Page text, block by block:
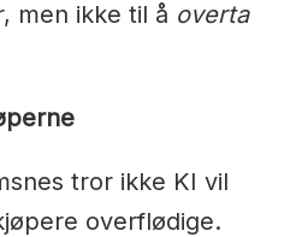
men ikke til å overta
tror ikke KI vil
overflødige.